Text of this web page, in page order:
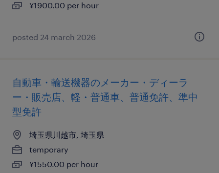
¥1900.00 per hour
posted 24 march 2026
自動車・輸送機器のメーカー・ディーラ
ー・販売店、軽・普通車、普通免許、準中
型免許
埼玉県川越市, 埼玉県
temporary
¥1550.00 per hour